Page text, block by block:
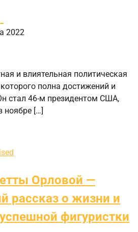
2022
и влиятельная политическая
полна достижений и
стал 46-м президентом США,
ноябре […]
Орловой —
рассказ о жизни и
фигуристки